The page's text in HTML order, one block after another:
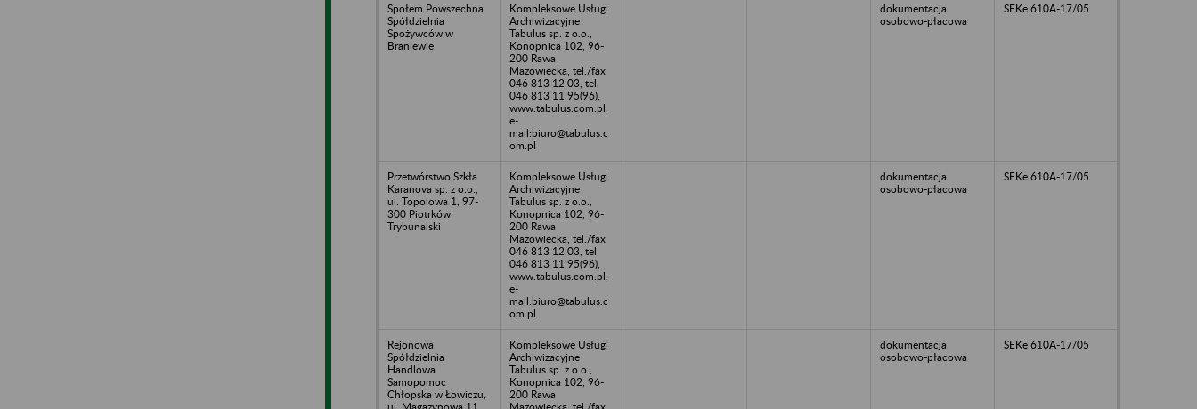
Społem Powszechna
Spółdzielnia
Spożywców w
Braniewie
Kompleksowe Usługi
Archiwizacyjne
Tabulus sp. z o.o.,
Konopnica 102, 96-
200 Rawa
Mazowiecka, tel./fax
046 813 12 03, tel.
046 813 11 95(96),
www.tabulus.com.pl,
e-
mail:biuro@tabulus.c
om.pl
dokumentacja
osobowo-płacowa
SEKe 610A-17/05
Przetwórstwo Szkła
Karanova sp. z o.o.,
ul. Topolowa 1, 97-
300 Piotrków
Trybunalski
Kompleksowe Usługi
Archiwizacyjne
Tabulus sp. z o.o.,
Konopnica 102, 96-
200 Rawa
Mazowiecka, tel./fax
046 813 12 03, tel.
046 813 11 95(96),
www.tabulus.com.pl,
e-
mail:biuro@tabulus.c
om.pl
dokumentacja
osobowo-płacowa
SEKe 610A-17/05
Rejonowa
Spółdzielnia
Handlowa
Samopomoc
Chłopska w Łowiczu,
Kompleksowe Usługi
Archiwizacyjne
Tabulus sp. z o.o.,
Konopnica 102, 96-
200 Rawa
dokumentacja
osobowo-płacowa
SEKe 610A-17/05